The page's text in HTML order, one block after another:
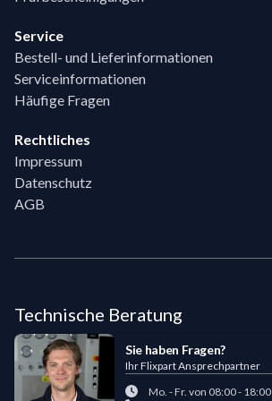
Service
Bestell- und Lieferinformationen
Serviceinformationen
Häufige Fragen
Rechtliches
Impressum
Datenschutz
AGB
Technische Beratung
Sie haben Fragen?
Ihr Flixpart Ansprechpartner
Mo. - Fr. von 08:00 - 18:00